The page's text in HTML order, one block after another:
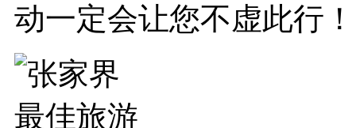
动一定会让您不虚此行！